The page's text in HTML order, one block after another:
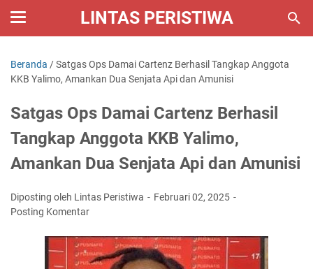
LINTAS PERISTIWA
Beranda /Satgas Ops Damai Cartenz Berhasil Tangkap Anggota
KKB Yalimo, Amankan Dua Senjata Api dan Amunisi
Satgas Ops Damai Cartenz Berhasil
Tangkap Anggota KKB Yalimo,
Amankan Dua Senjata Api dan Amunisi
Diposting oleh Lintas Peristiwa
Februari 02, 2025
Posting Komentar